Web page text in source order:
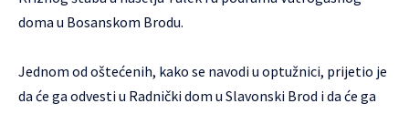
doma u Bosanskom Brodu.
Jednom od oštećenih, kako se navodi u optužnici, prijetio je
da će ga odvesti u Radnički dom u Slavonski Brod i da će ga